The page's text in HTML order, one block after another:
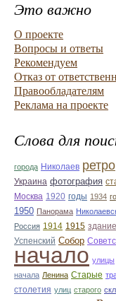
Это важно
О проекте
Вопросы и ответы
Рекомендуем
Отказ от
Правообладателям
Реклама на проекте
Слова для
города Николаев ретро
Украина фотография
Москва 1920 годы 1934
1950 Панорама
Россия 1914 1915 здание
Успенский Собор
начало улицы
начала Ленина Старые
столетия улиц старого